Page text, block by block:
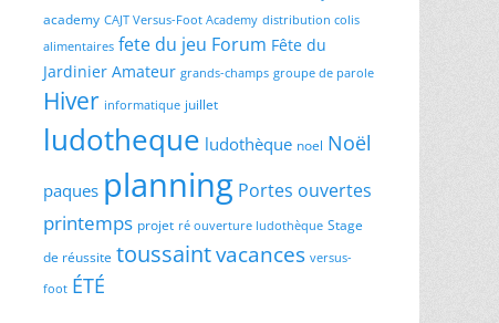
academy CAJT Versus-Foot Academy distribution colis
alimentaires fete du jeu Forum Fête du
Jardinier Amateur grands-champs groupe de parole
Hiver informatique juillet
ludotheque ludothèque noel Noël
paques planning Portes ouvertes
printemps projet ré ouverture ludothèque Stage
de réussite toussaintvacances versus-
foot ÉTÉ